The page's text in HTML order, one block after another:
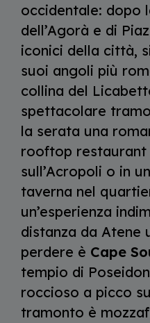
occidentale: dopo
dell’Agorà e di
iconici della città,
suoi angoli più
collina del
spettacolare
la serata una
rooftop restaurant
sull’Acropoli o in
taverna nel
un’esperienza
distanza da Atene
perdere è Cape
tempio di
roccioso a picco
tramonto è